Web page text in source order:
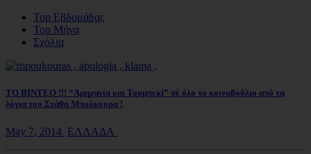
Top Εβδομάδας
Top Μήνα
Σχόλια
ΤΟ ΒΙΝΤΕΟ !!! “Αμηχανία και Τουμπεκί” σέ όλο το κοινοβούλιο από τα
λόγια του Στάθη Μπούκουρα !
May 7, 2014 ΕΛΛΑΔΑ